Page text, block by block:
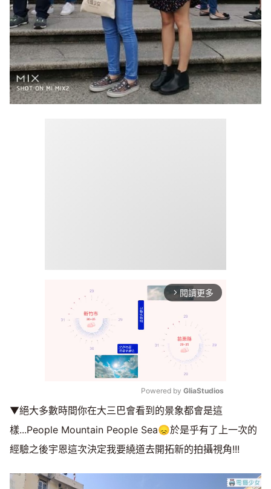
arrow_forward_ios 閱讀更多
Mute
Powered by GliaStudios
▼絕大多數時間你在大三巴會看到的景象都會是這
樣...People Mountain People Sea😞於是乎有了上一次的
經驗之後宇恩這次決定我要繞道去開拓新的拍攝視角!!!